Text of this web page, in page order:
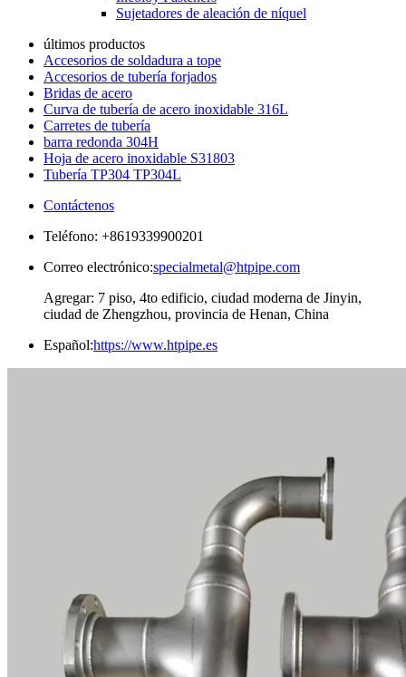
Sujetadores de aleación de níquel
últimos productos
Accesorios de soldadura a tope
Accesorios de tubería forjados
Bridas de acero
Curva de tubería de acero inoxidable 316L
Carretes de tubería
barra redonda 304H
Hoja de acero inoxidable S31803
Tubería TP304 TP304L
Contáctenos
Teléfono: +8619339900201
Correo electrónico:specialmetal@htpipe.com
Agregar: 7 piso, 4to edificio, ciudad moderna de Jinyin,
ciudad de Zhengzhou, provincia de Henan, China
Español:https://www.htpipe.es